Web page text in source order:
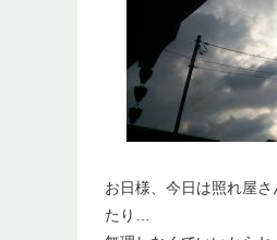
お日様、今日は照れ屋
たり…